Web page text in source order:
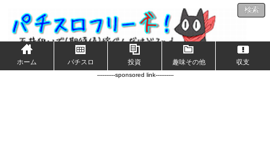
検索
ホーム パチスロ 投資 趣味その他 収支
----------sponsored link----------